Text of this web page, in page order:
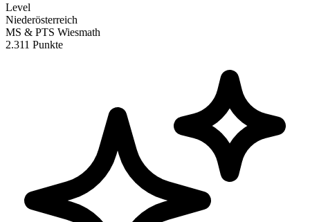
Level
Niederösterreich
MS & PTS Wiesmath
2.311 Punkte